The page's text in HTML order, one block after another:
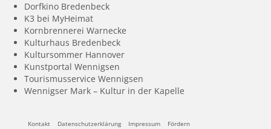
Dorfkino Bredenbeck
K3 bei MyHeimat
Kornbrennerei Warnecke
Kulturhaus Bredenbeck
Kultursommer Hannover
Kunstportal Wennigsen
Tourismusservice Wennigsen
Wennigser Mark – Kultur in der Kapelle
Kontakt Datenschutzerklärung Impressum Fördern